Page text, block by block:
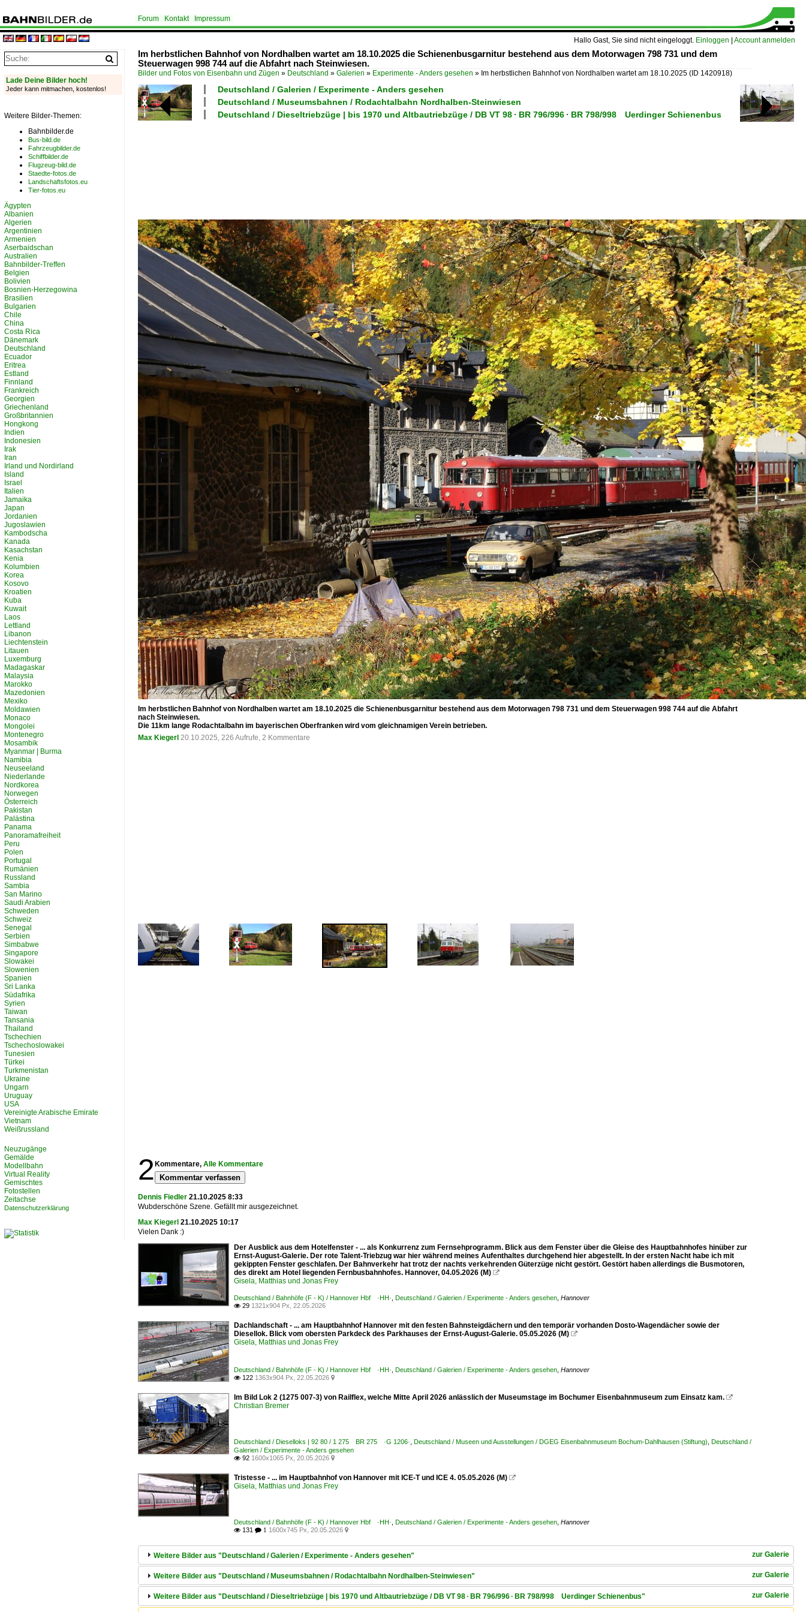
Hallo Gast, Sie sind nicht eingeloggt. Einloggen Account anmelden
Forum Kontakt Impressum
Im herbstlichen Bahnhof von Nordhalben wartet am 18.10.2025 die Schienenbusgarnitur bestehend aus dem Motorwagen 798 731 und dem
Steuerwagen 998 744 auf die Abfahrt nach Steinwiesen.
Bilder und Fotos von Eisenbahn und Zügen » Deutschland » Galerien » Experimente - Anders gesehen » Im herbstlichen Bahnhof von Nordhalben wartet am 18.10.2025 (ID 1420918)
Deutschland / Galerien / Experimente - Anders gesehen
Deutschland / Museumsbahnen / Rodachtalbahn Nordhalben-Steinwiesen
Deutschland / Dieseltriebzüge | bis 1970 und Altbautriebzüge / DB VT 98 · BR 796/996 · BR 798/998 Uerdinger Schienenbus
Im herbstlichen Bahnhof von Nordhalben wartet am 18.10.2025 die Schienenbusgarnitur bestehend aus dem Motorwagen 798 731 und dem Steuerwagen 998 744 auf die Abfahrt
nach Steinwiesen.
Die 11km lange Rodachtalbahn im bayerischen Oberfranken wird vom gleichnamigen Verein betrieben.
Max Kiegerl 20.10.2025, 226 Aufrufe, 2 Kommentare
2 Kommentare, Alle Kommentare
Kommentar verfassen
Dennis Fiedler 21.10.2025 8:33
Wubderschöne Szene. Gefällt mir ausgezeichnet.
Max Kiegerl 21.10.2025 10:17
Vielen Dank :)
Der Ausblick aus dem Hotelfenster - ... als Konkurrenz zum Fernsehprogramm. Blick aus dem Fenster über die Gleise des Hauptbahnhofes hinüber zur
Ernst-August-Galerie. Der rote Talent-Triebzug war hier während meines Aufenthaltes durchgehend hier abgestellt. In der ersten Nacht habe ich mit
gekippten Fenster geschlafen. Der Bahnverkehr hat trotz der nachts verkehrenden Güterzüge nicht gestört. Gestört haben allerdings die Busmotoren,
des direkt am Hotel liegenden Fernbusbahnhofes. Hannover, 04.05.2026 (M) 
Gisela, Matthias und Jonas Frey
Deutschland / Bahnhöfe (F - K) / Hannover Hbf ·HH· Deutschland / Galerien / Experimente - Anders gesehen Hannover
 29 1321x904 Px, 22.05.2026
Dachlandschaft - ... am Hauptbahnhof Hannover mit den festen Bahnsteigdächern und den temporär vorhanden Dosto-Wagendächer sowie der
Diesellok. Blick vom obersten Parkdeck des Parkhauses der Ernst-August-Galerie. 05.05.2026 (M) 
Gisela, Matthias und Jonas Frey
Deutschland / Bahnhöfe (F - K) / Hannover Hbf ·HH· Deutschland / Galerien / Experimente - Anders gesehen Hannover
 122 1363x904 Px, 22.05.2026 
Im Bild Lok 2 (1275 007-3) von Railflex, welche Mitte April 2026 anlässlich der Museumstage im Bochumer Eisenbahnmuseum zum Einsatz kam. 
Christian Bremer
Deutschland / Dieselloks | 92 80 / 1 275 BR 275 ·G 1206· Deutschland / Museen und Ausstellungen / DGEG Eisenbahnmuseum Bochum-Dahlhausen (Stiftung) Deutschland /
Galerien / Experimente - Anders gesehen
 92 1600x1065 Px, 20.05.2026 
Tristesse - ... im Hauptbahnhof von Hannover mit ICE-T und ICE 4. 05.05.2026 (M) 
Gisela, Matthias und Jonas Frey
Deutschland / Bahnhöfe (F - K) / Hannover Hbf ·HH· Deutschland / Galerien / Experimente - Anders gesehen Hannover
 131  1 1600x745 Px, 20.05.2026 
zur Galerie
Weitere Bilder aus "Deutschland / Galerien / Experimente - Anders gesehen"
zur Galerie
Weitere Bilder aus "Deutschland / Museumsbahnen / Rodachtalbahn Nordhalben-Steinwiesen"
zur Galerie
Weitere Bilder aus "Deutschland / Dieseltriebzüge | bis 1970 und Altbautriebzüge / DB VT 98 · BR 796/996 · BR 798/998 Uerdinger Schienenbus"
Lade Deine Bilder hoch!
Jeder kann mitmachen, kostenlos!
Weitere Bilder-Themen:
Bahnbilder.de
Bus-bild.de
Fahrzeugbilder.de
Schiffbilder.de
Flugzeug-bild.de
Staedte-fotos.de
Landschaftsfotos.eu
Tier-fotos.eu
Ägypten
Albanien
Algerien
Argentinien
Armenien
Aserbaidschan
Australien
Bahnbilder-Treffen
Belgien
Bolivien
Bosnien-Herzegowina
Brasilien
Bulgarien
Chile
China
Costa Rica
Dänemark
Deutschland
Ecuador
Eritrea
Estland
Finnland
Frankreich
Georgien
Griechenland
Großbritannien
Hongkong
Indien
Indonesien
Irak
Iran
Irland und Nordirland
Island
Israel
Italien
Jamaika
Japan
Jordanien
Jugoslawien
Kambodscha
Kanada
Kasachstan
Kenia
Kolumbien
Korea
Kosovo
Kroatien
Kuba
Kuwait
Laos
Lettland
Libanon
Liechtenstein
Litauen
Luxemburg
Madagaskar
Malaysia
Marokko
Mazedonien
Mexiko
Moldawien
Monaco
Mongolei
Montenegro
Mosambik
Myanmar | Burma
Namibia
Neuseeland
Niederlande
Nordkorea
Norwegen
Österreich
Pakistan
Palästina
Panama
Panoramafreiheit
Peru
Polen
Portugal
Rumänien
Russland
Sambia
San Marino
Saudi Arabien
Schweden
Schweiz
Senegal
Serbien
Simbabwe
Singapore
Slowakei
Slowenien
Spanien
Sri Lanka
Südafrika
Syrien
Taiwan
Tansania
Thailand
Tschechien
Tschechoslowakei
Tunesien
Türkei
Turkmenistan
Ukraine
Ungarn
Uruguay
USA
Vereinigte Arabische Emirate
Vietnam
Weißrussland
Neuzugänge
Gemälde
Modellbahn
Virtual Reality
Gemischtes
Fotostellen
Zeitachse
Datenschutzerklärung